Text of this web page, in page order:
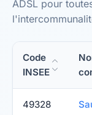
ADSL pour
Code
INSEE
49328